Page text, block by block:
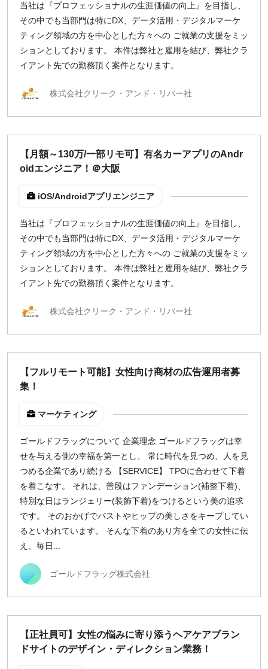
地域
東京
大阪
名古屋
福岡
募集状況
募集中のみ表示
時給
¥2,000 ¥3,000 ¥4,000 ¥5,000〜
指定なし 検索
当社は『プロフェッショナルの生涯価値の向上』を目指し、
その中でも当部門は特にDX、データ活用・デジタルマーケ
ティング領域の方を中心とした方々への ご就業の支援をミッ
ションとしております。 本件は弊社と雇用を結び、弊社クラ
イアント先での勤務頂く案件となります。
株式会社クリーク・アンド・リバー社
【月額～130万/一部リモ可】有名カーアプリのAndr
oidエンジニア！＠大阪
iOS/Androidアプリエンジニア
当社は『プロフェッショナルの生涯価値の向上』を目指し、
その中でも当部門は特にDX、データ活用・デジタルマーケ
ティング領域の方を中心とした方々への ご就業の支援をミッ
ションとしております。 本件は弊社と雇用を結び、弊社クラ
イアント先での勤務頂く案件となります。
株式会社クリーク・アンド・リバー社
【フルリモート可能】女性向け商材の広告運用者募
集！
マーケティング
ゴールドフラッグについて 企業理念 ゴールドフラッグは幸
せを与える側の幸福を第一とし、 常に時代を見つめ、人を見
つめる企業であり続ける 【SERVICE】 TPOに合わせて下着
を着こなす。 それは、普段はファンデーション(補整下着)、
特別な日はランジェリー(装飾下着)をつけるという美の追求
です。 そのおかげでバストやヒップの美しさをキープしてい
るといわれています。 そんな下着のあり方を全ての女性に伝
え、毎日...
ゴールドフラッグ株式会社
【正社員可】女性の悩みに寄り添うヘアケアブラン
ドサイトのデザイン・ディレクション業務！